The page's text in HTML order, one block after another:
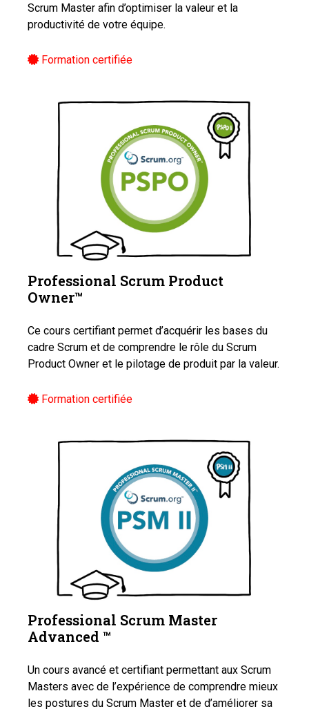
Scrum Master afin d’optimiser la valeur et la
productivité de votre équipe.
Formation certifiée
Professional Scrum Product
Owner™️
Ce cours certifiant permet d’acquérir les bases du
cadre Scrum et de comprendre le rôle du Scrum
Product Owner et le pilotage de produit par la valeur.
Formation certifiée
Professional Scrum Master
Advanced ™️
Un cours avancé et certifiant permettant aux Scrum
Masters avec de l’expérience de comprendre mieux
les postures du Scrum Master et de d’améliorer sa